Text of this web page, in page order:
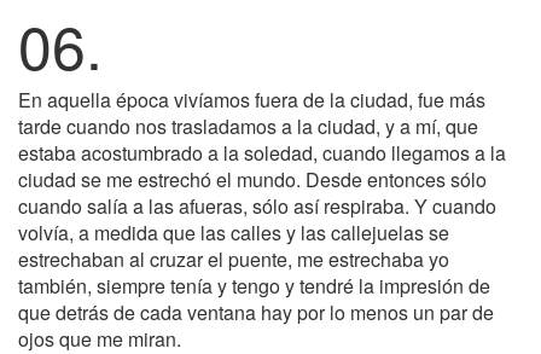
06.
En aquella época vivíamos fuera de la ciudad, fue más
tarde cuando nos trasladamos a la ciudad, y a mí, que
estaba acostumbrado a la soledad, cuando llegamos a la
ciudad se me estrechó el mundo. Desde entonces sólo
cuando salía a las afueras, sólo así respiraba. Y cuando
volvía, a medida que las calles y las callejuelas se
estrechaban al cruzar el puente, me estrechaba yo
también, siempre tenía y tengo y tendré la impresión de
que detrás de cada ventana hay por lo menos un par de
ojos que me miran.